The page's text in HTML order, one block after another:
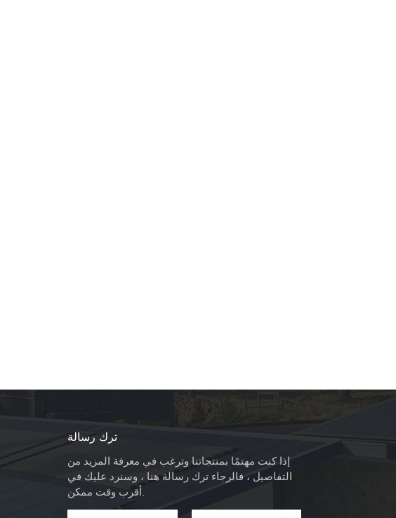
ترك رسالة
إذا كنت مهتمًا بمنتجاتنا وترغب في معرفة المزيد من
التفاصيل ، فالرجاء ترك رسالة هنا ، وسنرد عليك في
أقرب وقت ممكن.